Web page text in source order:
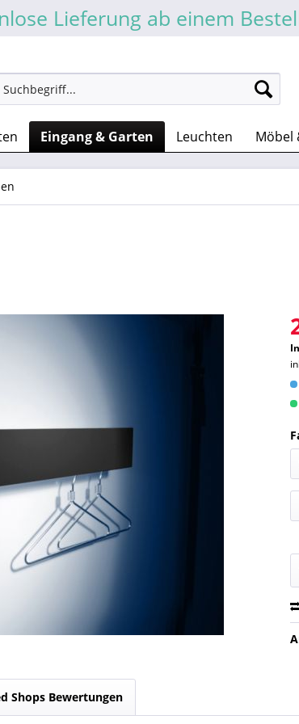
Lieferung ab einem
Eingang & Garten Leuchten Möbel
Shops Bewertungen